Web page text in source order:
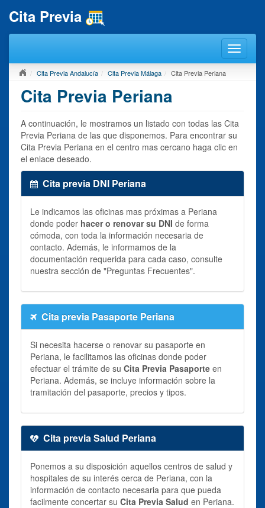
Cita Previa
Cita Previa Andalucía Cita Previa Málaga Cita Previa Periana
Cita Previa Periana
A continuación, le mostramos un listado con todas las Cita
Previa Periana de las que disponemos. Para encontrar su
Cita Previa Periana en el centro mas cercano haga clic en
el enlace deseado.
Cita previa DNI Periana
Le indicamos las oficinas mas próximas a Periana
donde poder hacer o renovar su DNI de forma
cómoda, con toda la información necesaria de
contacto. Además, le informamos de la
documentación requerida para cada caso, consulte
nuestra sección de "Preguntas Frecuentes".
Cita previa Pasaporte Periana
Si necesita hacerse o renovar su pasaporte en
Periana, le facilitamos las oficinas donde poder
efectuar el trámite de su Cita Previa Pasaporte en
Periana. Además, se incluye información sobre la
tramitación del pasaporte, precios y tipos.
Cita previa Salud Periana
Ponemos a su disposición aquellos centros de salud y
hospitales de su interés cerca de Periana, con la
información de contacto necesaria para que pueda
facilmente concertar su Cita Previa Salud en Periana.